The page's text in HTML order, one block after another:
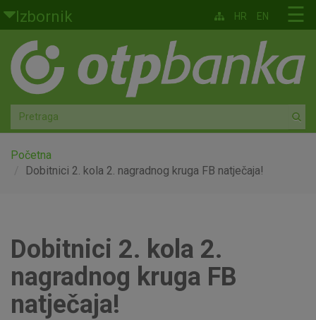
Skoči na glavni sadržaj
Izbornik
Građani
Privatno bankarstvo
Agro
Mala poduzeća i obrtnici
Faktoring
☰
HR EN
Početna
Dobitnici 2. kola 2. nagradnog kruga FB natječaja!
Dobitnici 2. kola 2.
nagradnog kruga FB
natječaja!